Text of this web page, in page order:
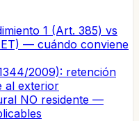
1 (Art. 385) vs
— cuándo conviene
2009): retención
al exterior
NO residente —